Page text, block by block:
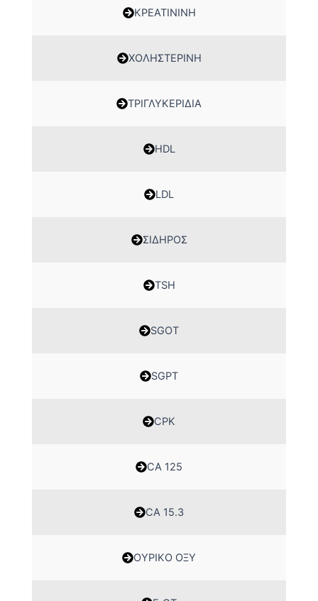
ΚΡΕΑΤΙΝΙΝΗ
ΧΟΛΗΣΤΕΡΙΝΗ
ΤΡΙΓΛΥΚΕΡΙΔΙΑ
HDL
LDL
ΣΙΔΗΡΟΣ
TSH
SGOT
SGPT
CPK
CA 125
CA 15.3
ΟΥΡΙΚΟ ΟΞΥ